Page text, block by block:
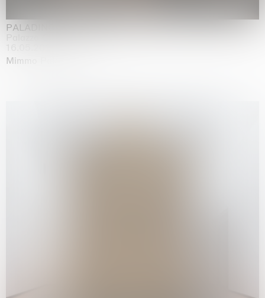
PALADINO
Palazzo Citterio, Milan
Mimmo Paladino